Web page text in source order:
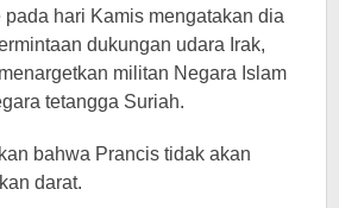
hari Kamis mengatakan dia
dukungan udara Irak,
militan Negara Islam
tetangga Suriah.
bahwa Prancis tidak akan
darat.